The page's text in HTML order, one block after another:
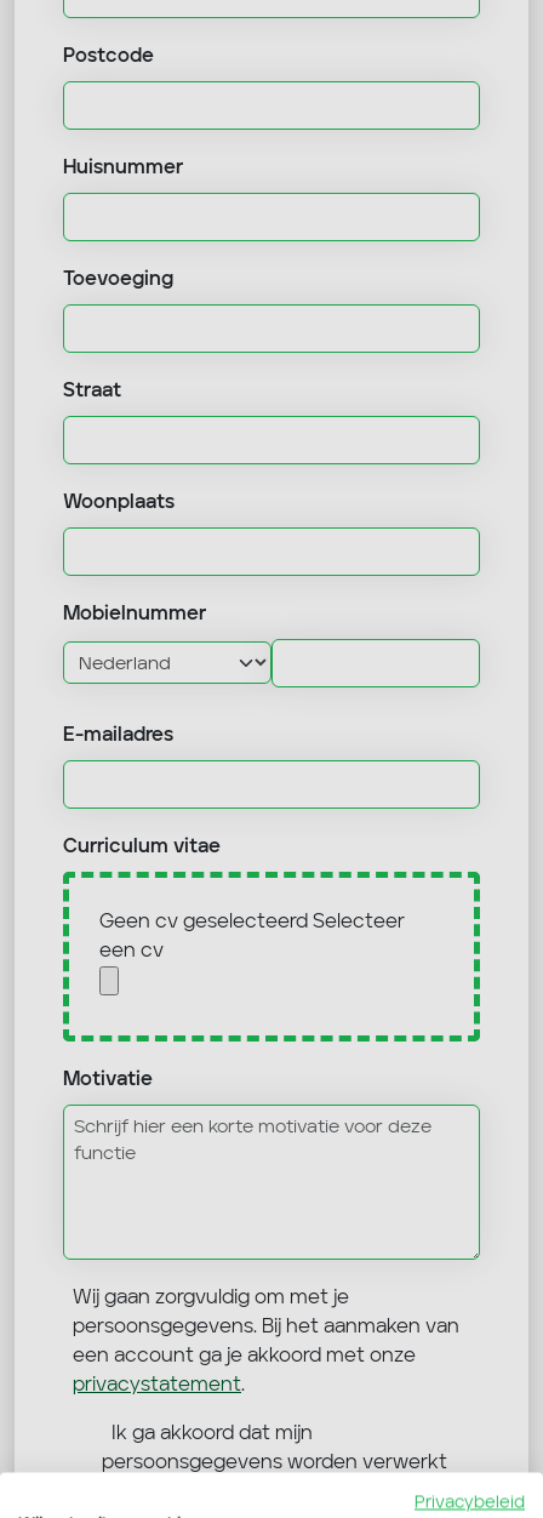
Postcode
Huisnummer
Toevoeging
Straat
Woonplaats
Mobielnummer
E-mailadres
Curriculum vitae
Geen cv geselecteerd Selecteer
een cv
Motivatie
Wij gaan zorgvuldig om met je
persoonsgegevens. Bij het aanmaken van
een account ga je akkoord met onze
privacystatement.
Ik ga akkoord dat mijn
persoonsgegevens worden verwerkt
Verdo Werkt mag mij benaderen viaPrivacybeleid